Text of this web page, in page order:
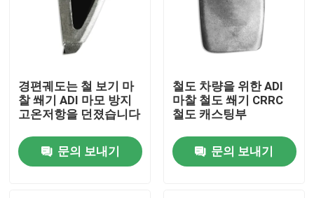
우리 에 관한 것
품질 관리
저희와 연락
경편궤도는 철 보기 마
찰 쐐기 ADI 마모 방지
고온저항을 던졌습니다
문의 보내기
철도 차량을 위한 ADI
마찰 철도 쐐기 CRRC
철도 캐스팅부
문의 보내기